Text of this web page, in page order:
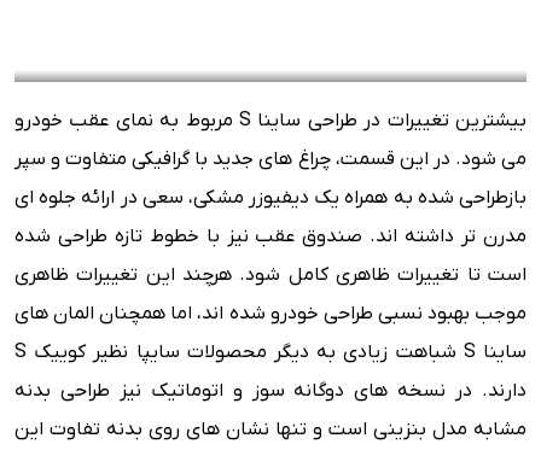
بیشترین تغییرات در طراحی ساینا S مربوط به نمای عقب خودرو
می شود. در این قسمت، چراغ های جدید با گرافیکی متفاوت و سپر
بازطراحی شده به همراه یک دیفیوزر مشکی، سعی در ارائه جلوه ای
مدرن تر داشته اند. صندوق عقب نیز با خطوط تازه طراحی شده
است تا تغییرات ظاهری کامل شود. هرچند این تغییرات ظاهری
موجب بهبود نسبی طراحی خودرو شده اند، اما همچنان المان های
ساینا S شباهت زیادی به دیگر محصولات سایپا نظیر کوییک S
دارند. در نسخه های دوگانه سوز و اتوماتیک نیز طراحی بدنه
مشابه مدل بنزینی است و تنها نشان های روی بدنه تفاوت این